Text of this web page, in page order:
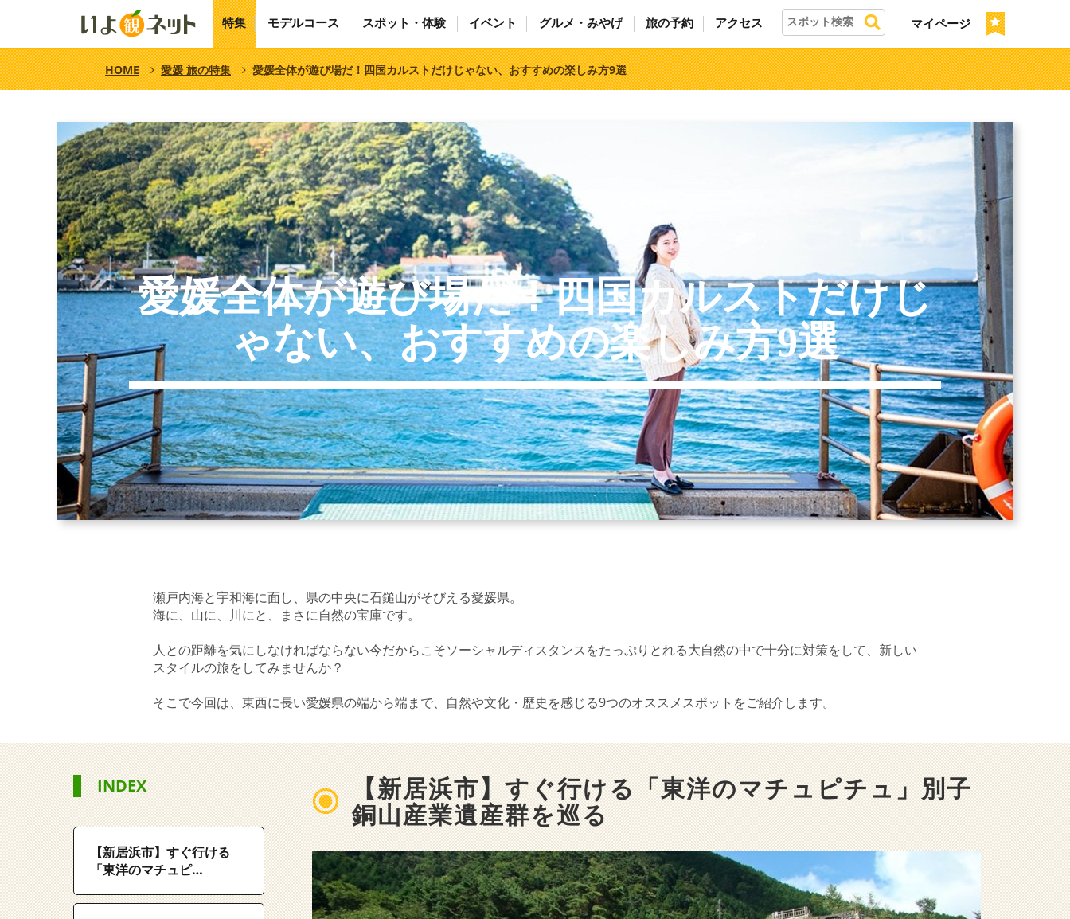
マイページ
特集 モデルコース スポット・体験 イベント グルメ・みやげ 旅の予約 アクセス
HOME 愛媛 旅の特集 愛媛全体が遊び場だ！四国カルストだけじゃない、おすすめの楽しみ方9選
愛媛全体が遊び場だ！四国カルストだけじ
ゃない、おすすめの楽しみ方9選
瀬戸内海と宇和海に面し、県の中央に石鎚山がそびえる愛媛県。
海に、山に、川にと、まさに自然の宝庫です。
人との距離を気にしなければならない今だからこそソーシャルディスタンスをたっぷりとれる大自然の中で十分に対策をして、新しい
スタイルの旅をしてみませんか？
そこで今回は、東西に長い愛媛県の端から端まで、自然や文化・歴史を感じる9つのオススメスポットをご紹介します。
INDEX
【新居浜市】すぐ行ける
「東洋のマチュピ…
【新居浜市】すぐ行ける「東洋のマチュピチュ」別子
銅山産業遺産群を巡る